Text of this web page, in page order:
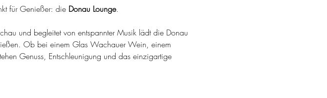
für Genießer: die Donau Lounge.
und begleitet von entspannter Musik lädt die Donau
Ob bei einem Glas Wachauer Wein, einem
Genuss, Entschleunigung und das einzigartige